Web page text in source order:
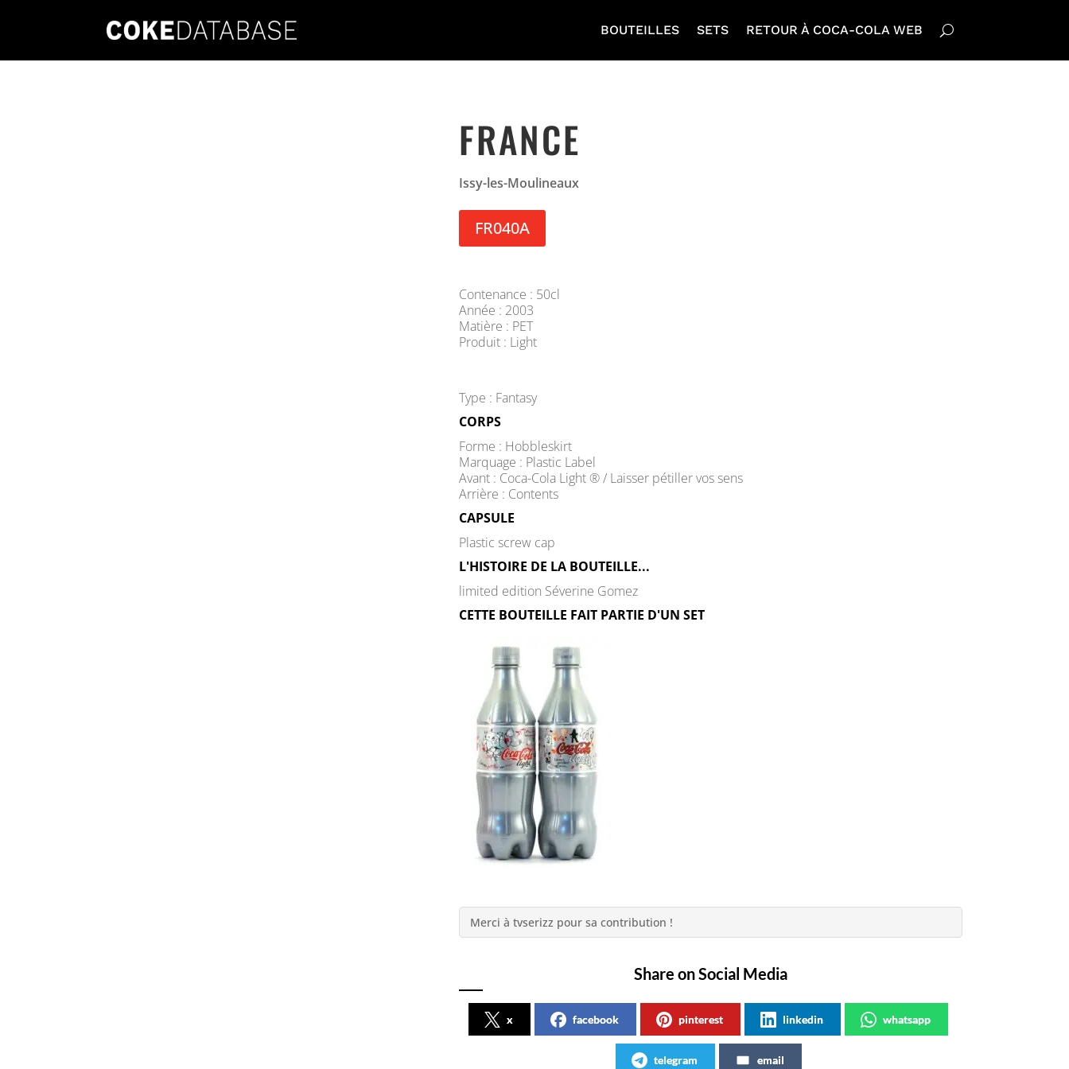
BOUTEILLES SETS RETOUR À COCA-COLA WEB
FRANCE
Issy-les-Moulineaux
FR040A
Contenance : 50cl
Année : 2003
Matière : PET
Produit : Light
Type : Fantasy
CORPS
Forme : Hobbleskirt
Marquage : Plastic Label
Avant : Coca-Cola Light ® / Laisser pétiller vos sens
Arrière : Contents
CAPSULE
Plastic screw cap
L'HISTOIRE DE LA BOUTEILLE...
limited edition Séverine Gomez
CETTE BOUTEILLE FAIT PARTIE D'UN SET
Merci à tvserizz pour sa contribution !
Share on Social Media
x facebook pinterest linkedin whatsapp
telegram email